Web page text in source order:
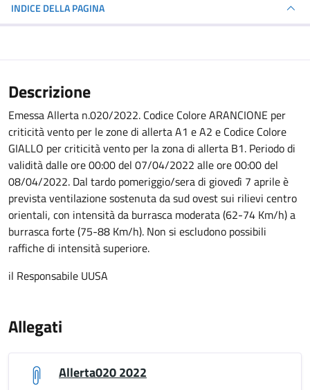
INDICE DELLA PAGINA
Descrizione
Emessa Allerta n.020/2022. Codice Colore ARANCIONE per
criticità vento per le zone di allerta A1 e A2 e Codice Colore
GIALLO per criticità vento per la zona di allerta B1. Periodo di
validità dalle ore 00:00 del 07/04/2022 alle ore 00:00 del
08/04/2022. Dal tardo pomeriggio/sera di giovedì 7 aprile è
prevista ventilazione sostenuta da sud ovest sui rilievi centro
orientali, con intensità da burrasca moderata (62-74 Km/h) a
burrasca forte (75-88 Km/h). Non si escludono possibili
raffiche di intensità superiore.
il Responsabile UUSA
Allegati
Allerta020 2022